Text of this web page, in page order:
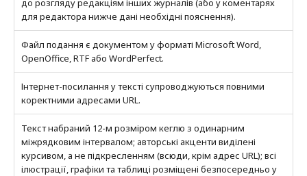
до розгляду редакціям інших журналів (або у коментарях
для редактора нижче дані необхідні пояснення).
Файл подання є документом у форматі Microsoft Word,
OpenOffice, RTF або WordPerfect.
Інтернет-посилання у тексті супроводжуються повними
коректними адресами URL.
Текст набраний 12-м розміром кеглю з одинарним
міжрядковим інтервалом; авторські акценти виділені
курсивом, а не підкресленням (всюди, крім адрес URL); всі
ілюстрації, графіки та таблиці розміщені безпосередньо у